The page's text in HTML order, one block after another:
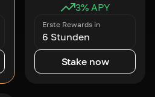
3% APY
Erste Rewards in
6 Stunden
Stake now